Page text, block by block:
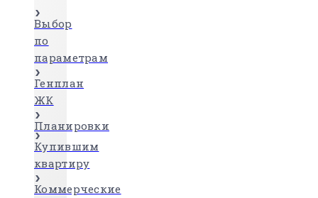
Выбор
по
параметрам
Генплан
ЖК
Планировки
Купившим
квартиру
Коммерческие